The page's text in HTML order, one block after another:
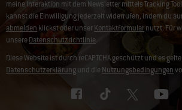
meine Interaktion mit dem Newsletter mittels Tracking
kannst die Einwilligung jederzeit widerrufen, indem du
abmelden klickst oder unserKontaktformularnutzt. Für
unsereDatenschutzrichtlinie.
Diese Website ist durch reCAPTCHA geschützt und es
Datenschutzerklärungund dieNutzungsbedingungen